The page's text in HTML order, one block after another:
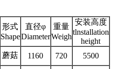
形式
Shape
直径φ
Diameter
重量
Weigh
安装高度
tlnstallation
height
蘑菇 1160 720
5500